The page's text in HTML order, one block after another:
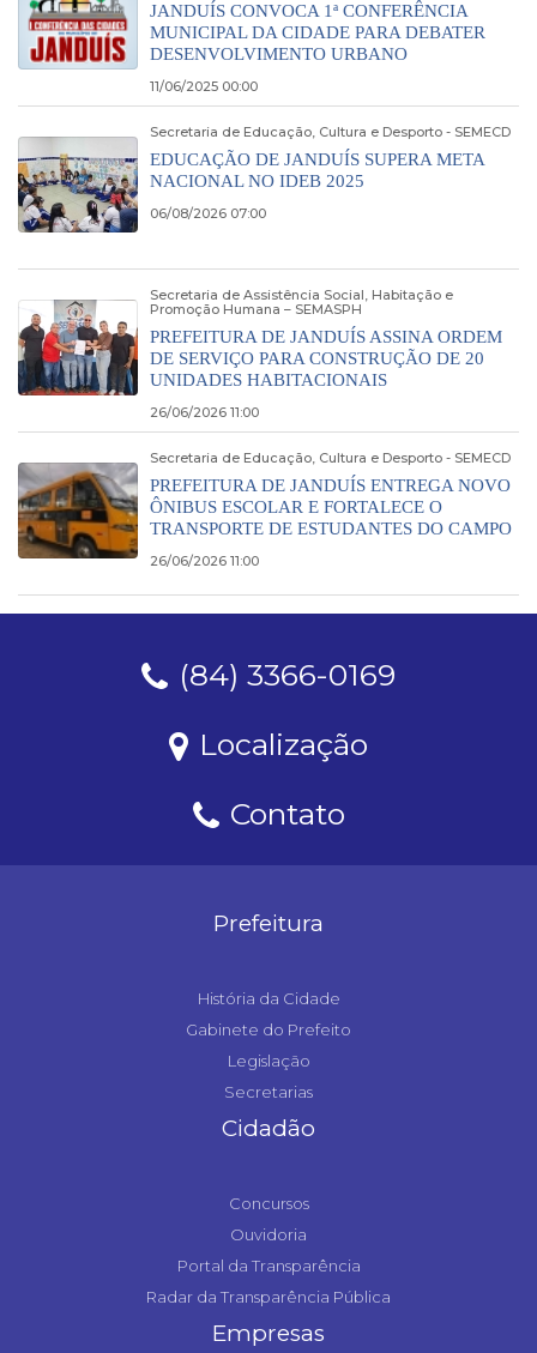
JANDUÍS CONVOCA 1ª CONFERÊNCIA
MUNICIPAL DA CIDADE PARA DEBATER
DESENVOLVIMENTO URBANO
11/06/2025 00:00
Secretaria de Educação, Cultura e Desporto - SEMECD
EDUCAÇÃO DE JANDUÍS SUPERA META
NACIONAL NO IDEB 2025
06/08/2026 07:00
Secretaria de Assistência Social, Habitação e
Promoção Humana – SEMASPH
PREFEITURA DE JANDUÍS ASSINA ORDEM
DE SERVIÇO PARA CONSTRUÇÃO DE 20
UNIDADES HABITACIONAIS
26/06/2026 11:00
Secretaria de Educação, Cultura e Desporto - SEMECD
PREFEITURA DE JANDUÍS ENTREGA NOVO
ÔNIBUS ESCOLAR E FORTALECE O
TRANSPORTE DE ESTUDANTES DO CAMPO
26/06/2026 11:00
(84) 3366-0169
Localização
Contato
Prefeitura
História da Cidade
Gabinete do Prefeito
Legislação
Secretarias
Cidadão
Concursos
Ouvidoria
Portal da Transparência
Radar da Transparência Pública
Empresas